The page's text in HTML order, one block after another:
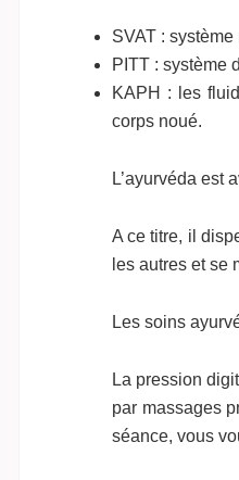
SVAT :
PITT : système
KAPH : les
corps noué.
L’ayurvéda est
A ce titre, il
les autres et se
Les soins
La pression
par massages
séance, vous